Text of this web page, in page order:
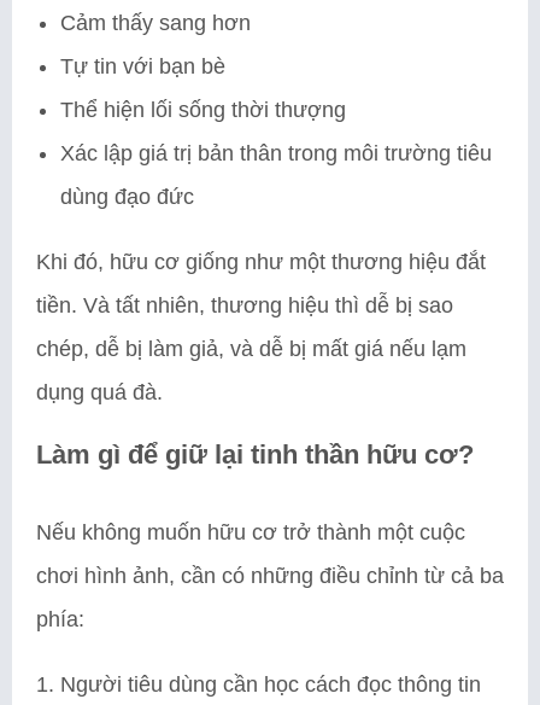
Cảm thấy sang hơn
Tự tin với bạn bè
Thể hiện lối sống thời thượng
Xác lập giá trị bản thân trong môi trường tiêu
dùng đạo đức
Khi đó, hữu cơ giống như một thương hiệu đắt
tiền. Và tất nhiên, thương hiệu thì dễ bị sao
chép, dễ bị làm giả, và dễ bị mất giá nếu lạm
dụng quá đà.
Làm gì để giữ lại tinh thần hữu cơ?
Nếu không muốn hữu cơ trở thành một cuộc
chơi hình ảnh, cần có những điều chỉnh từ cả ba
phía:
Người tiêu dùng cần học cách đọc thông tin